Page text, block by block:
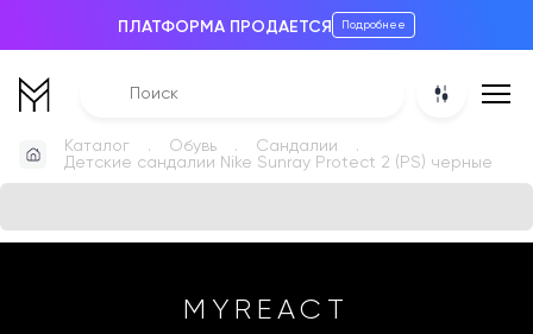
ПЛАТФОРМА ПРОДАЕТСЯ Подробнее
Каталог Обувь
Сандалии
Детские сандалии Nike Sunray Protect 2 (PS) черные
MYREACT